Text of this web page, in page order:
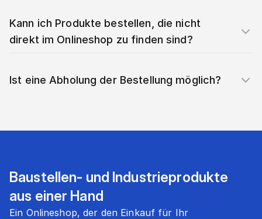
Kann ich Produkte bestellen, die nicht
direkt im Onlineshop zu finden sind?
Ist eine Abholung der Bestellung möglich?
Baustellen- und Industrieprodukte
aus einer Hand
Ein Onlineshop, der den Einkauf für Ihr